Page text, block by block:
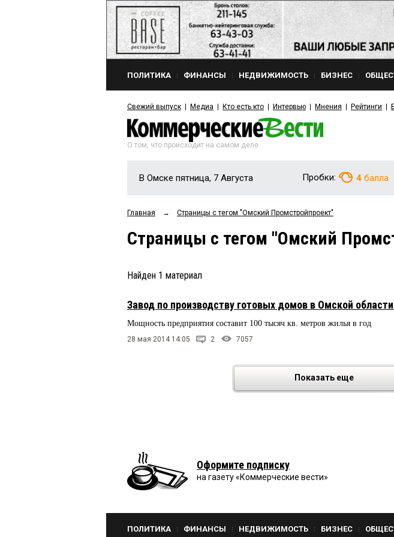
ПОЛИТИКА ФИНАНСЫ НЕДВИЖИМОСТЬ БИЗНЕС
Свежий выпуск Медиа Кто есть кто Интервью Мнения Рейтинги
О том, что происходит на самом деле
В Омске пятница, 7 Августа Пробки: 4 балла
Главная → Страницы c тегом "Омский Промстройпроект"
Страницы c тегом "Омский
Найден 1 материал
Завод по производству готовых домов в Омской
Мощность предприятия составит 100 тысяч кв. метров жилья в год
28 мая 2014 14:05 2 7057
Показать еще
Оформите подписку
на газету «Коммерческие вести»
ПОЛИТИКА ФИНАНСЫ НЕДВИЖИМОСТЬ БИЗНЕС